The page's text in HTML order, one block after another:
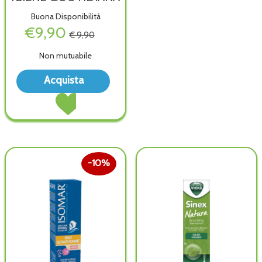
Buona Disponibilità
€9,90 € 9,90
Non mutuabile
Acquista
Acquista ISOMAR
IGIENE
QUOTIDIANA alla
wishlist
10%